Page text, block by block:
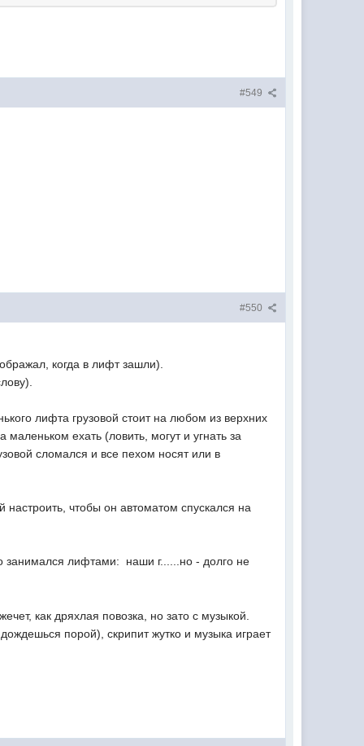
#549
#550
когда в лифт зашли).
лифта грузовой стоит на любом из верхних
ехать (ловить, могут и угнать за
сломался и все пехом носят или в
чтобы он автоматом спускался на
занимался лифтами: наши г......но - долго не
как дряхлая повозка, но зато с музыкой.
порой), скрипит жутко и музыка играет